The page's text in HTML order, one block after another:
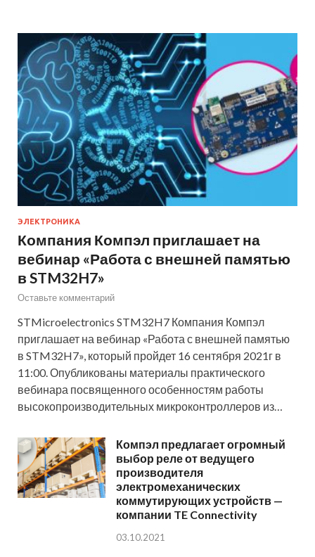
ЭЛЕКТРОНИКА
Компания Компэл приглашает на
вебинар «Работа с внешней памятью
в STM32H7»
Оставьте комментарий
STMicroelectronics STM32H7 Компания Компэл
приглашает на вебинар «Работа с внешней памятью
в STM32H7», который пройдет 16 сентября 2021г в
11:00. Опубликованы материалы практического
вебинара посвященного особенностям работы
высокопроизводительных микроконтроллеров из…
Компэл предлагает огромный
выбор реле от ведущего
производителя
электромеханических
коммутирующих устройств —
компании TE Connectivity
03.10.2021